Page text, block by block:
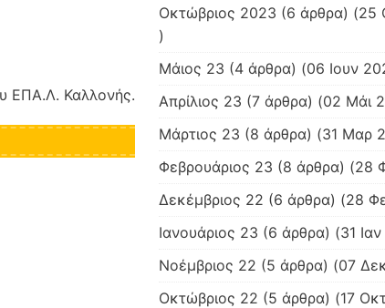
ΕΠΑ.Λ. Καλλονής.
Οκτώβριος 2023 (6 άρθρα) (25
)
Μάιος 23 (4 άρθρα) (06 Ιουν
Απρίλιος 23 (7 άρθρα) (02 Μάι
Μάρτιος 23 (8 άρθρα) (31 Μαρ
Φεβρουάριος 23 (8 άρθρα) (28
Δεκέμβριος 22 (6 άρθρα) (28
Ιανουάριος 23 (6 άρθρα) (31
Νοέμβριος 22 (5 άρθρα) (07
Οκτώβριος 22 (5 άρθρα) (17